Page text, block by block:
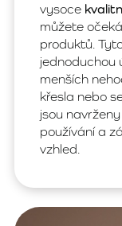
vysoce
můžete
produktů.
jednoduchou
menších
křesla nebo
jsou
používání a
vzhled.